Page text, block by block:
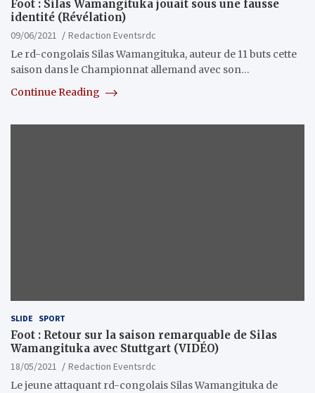
Foot : Silas Wamangituka jouait sous une fausse
identité (Révélation)
09/06/2021
Redaction Eventsrdc
Le rd-congolais Silas Wamangituka, auteur de 11 buts cette
saison dans le Championnat allemand avec son…
Continue Reading
SLIDE SPORT
Foot : Retour sur la saison remarquable de Silas
Wamangituka avec Stuttgart (VIDÉO)
18/05/2021
Redaction Eventsrdc
Le jeune attaquant rd-congolais Silas Wamangituka de